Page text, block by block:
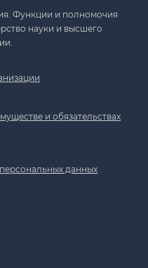
Функции и полномочия
науки и высшего
и обязательствах
данных